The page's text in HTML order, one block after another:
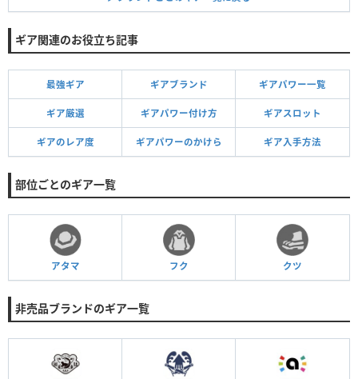
ギア関連のお役立ち記事
最強ギア ギアブランド ギアパワー一覧
ギア厳選 ギアパワー付け方 ギアスロット
ギアのレア度 ギアパワーのかけら ギア入手方法
部位ごとのギア一覧
アタマ フク クツ
非売品ブランドのギア一覧